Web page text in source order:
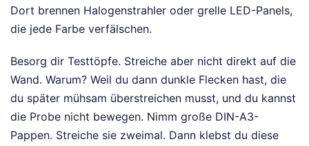
Dort brennen Halogenstrahler oder grelle LED-Panels,
die jede Farbe verfälschen.
Besorg dir Testtöpfe. Streiche aber nicht direkt auf die
Wand. Warum? Weil du dann dunkle Flecken hast, die
du später mühsam überstreichen musst, und du kannst
die Probe nicht bewegen. Nimm große DIN-A3-
Pappen. Streiche sie zweimal. Dann klebst du diese